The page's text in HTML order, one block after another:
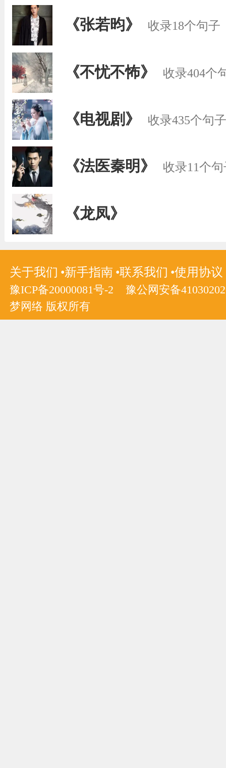
《张若昀》 收录18个句子
《不忧不怖》 收录404个
《电视剧》 收录435个句
《法医秦明》 收录11个
《龙凤》
关于我们 新手指南 联系我们 使用协议
豫ICP备20000081号-2
豫公网安备
梦网络 版权所有